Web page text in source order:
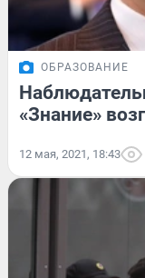
ОБРАЗОВАНИЕ
«Знание»
12 мая, 2021, 18:43